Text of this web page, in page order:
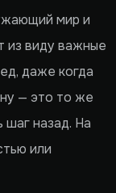
мир и
из виду важные
даже когда
— это то же
шаг назад. На
или